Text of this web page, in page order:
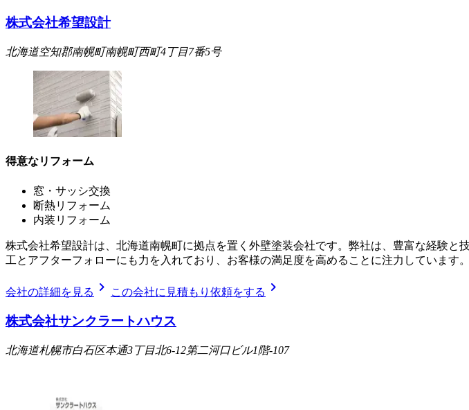
株式会社希望設計
北海道空知郡南幌町南幌町西町4丁目7番5号
得意なリフォーム
窓・サッシ交換
断熱リフォーム
内装リフォーム
株式会社希望設計は、北海道南幌町に拠点を置く外壁塗装会社です。弊社は、豊富な経験
工とアフターフォローにも力を入れており、お客様の満足度を高めることに注力しています。
会社の詳細を見る chevron_right この会社に見積もり依頼をする chevron_right
株式会社サンクラートハウス
北海道札幌市白石区本通3丁目北6-12第二河口ビル1階-107